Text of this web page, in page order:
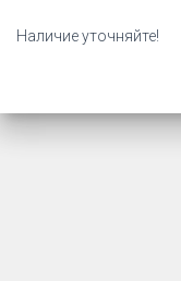
Наличие уточняйте!